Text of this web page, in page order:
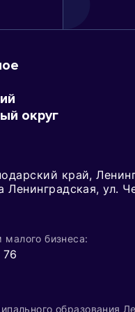
округ
край,
Ленинградская, ул.
малого бизнеса:
образования